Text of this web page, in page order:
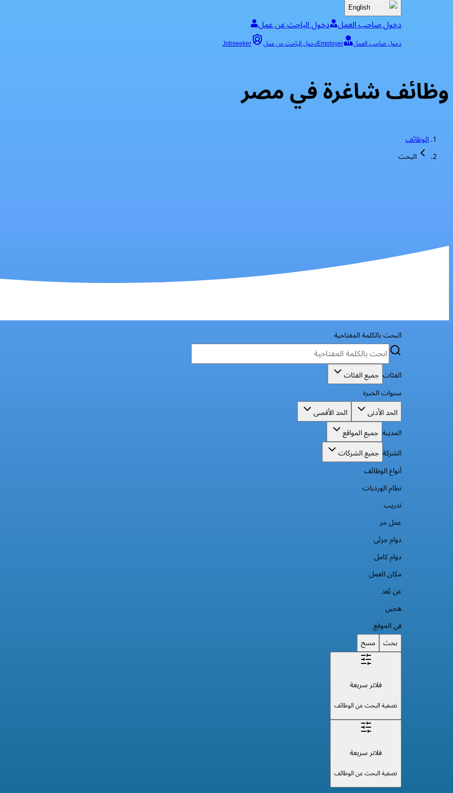
English
دخول صاحب العمل دخول الباحث عن عمل
دخول صاحب العمل Employerدخول الباحث عن عمل Jobseeker
وظائف شاغرة في مصر
الوظائف
البحث
البحث بالكلمة المفتاحية
الفئات جميع الفئات
سنوات الخبرة
الحد الأدنى
الحد الأقصى
المدينة جميع المواقع
الشركة جميع الشركات
أنواع الوظائف
نظام الورديات
تدريب
عمل حر
دوام جزئي
دوام كامل
مكان العمل
عن بُعد
هجين
في الموقع
بحث مسح
فلاتر سريعة
تصفية البحث عن الوظائف
فلاتر سريعة
تصفية البحث عن الوظائف